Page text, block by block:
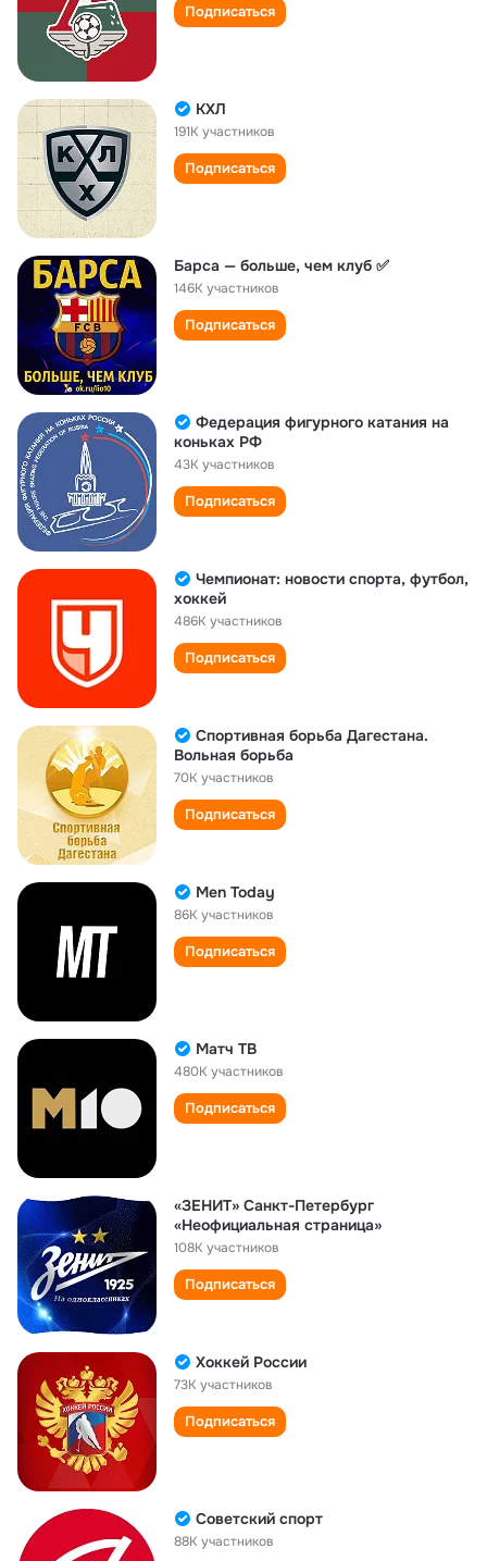
Подписаться
КХЛ
191K участников
Подписаться
Барса — больше, чем клуб ✅
146K участников
Подписаться
Федерация фигурного катания на
коньках РФ
43K участников
Подписаться
Чемпионат: новости спорта, футбол,
хоккей
486K участников
Подписаться
Спортивная борьба Дагестана.
Вольная борьба
70K участников
Подписаться
Men Today
86K участников
Подписаться
Матч ТВ
480K участников
Подписаться
«ЗЕНИТ» Санкт-Петербург
«Неофициальная страница»
108K участников
Подписаться
Хоккей России
73K участников
Подписаться
Советский спорт
88K участников